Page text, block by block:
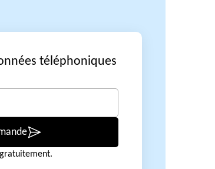
téléphoniques